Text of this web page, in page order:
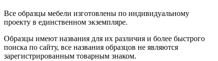
Все образцы мебели изготовлены по индивидуальному
проекту в единственном экземпляре.
Образцы имеют названия для их различия и более быстрого
поиска по сайту, все названия образцов не являются
зарегистрированным товарным знаком.